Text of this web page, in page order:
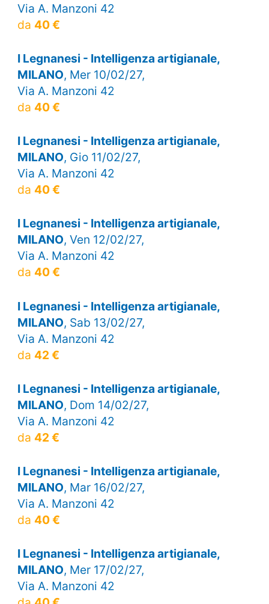
Via A. Manzoni 42
da 40 €
I Legnanesi - Intelligenza artigianale,
MILANO, Mer 10/02/27,
Via A. Manzoni 42
da 40 €
I Legnanesi - Intelligenza artigianale,
MILANO, Gio 11/02/27,
Via A. Manzoni 42
da 40 €
I Legnanesi - Intelligenza artigianale,
MILANO, Ven 12/02/27,
Via A. Manzoni 42
da 40 €
I Legnanesi - Intelligenza artigianale,
MILANO, Sab 13/02/27,
Via A. Manzoni 42
da 42 €
I Legnanesi - Intelligenza artigianale,
MILANO, Dom 14/02/27,
Via A. Manzoni 42
da 42 €
I Legnanesi - Intelligenza artigianale,
MILANO, Mar 16/02/27,
Via A. Manzoni 42
da 40 €
I Legnanesi - Intelligenza artigianale,
MILANO, Mer 17/02/27,
Via A. Manzoni 42